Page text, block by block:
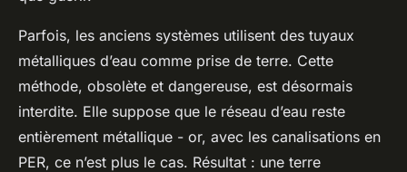
Parfois, les anciens systèmes utilisent des tuyaux
métalliques d’eau comme prise de terre. Cette
méthode, obsolète et dangereuse, est désormais
interdite. Elle suppose que le réseau d’eau reste
entièrement métallique - or, avec les canalisations en
PER, ce n’est plus le cas. Résultat : une terre